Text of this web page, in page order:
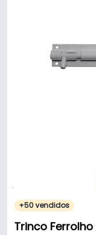
+50 vendidos
Trinco